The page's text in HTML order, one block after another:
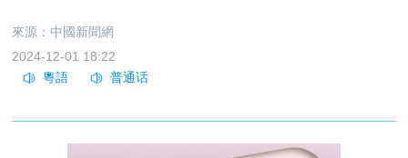
來源：中國新聞網
2024-12-01 18:22